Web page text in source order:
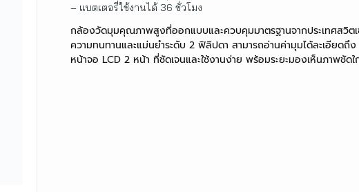
– แบตเตอรี่ใช้งานได้ 36 ชั่วโมง
กล้องวัดมุมคุณภาพสูงที่ออกแบบและควบคุมมาตรฐานจากประเทศสวิตเ
ความทนทานและแม่นยำระดับ 2 ฟิลิปดา สามารถอ่านค่ามุมได้ละเอียด
หน้าจอ LCD 2 หน้า ที่ชัดเจนและใช้งานง่าย พร้อมระยะมองเห็นภาพชัด